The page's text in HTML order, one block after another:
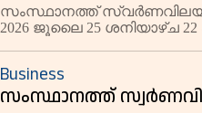
സംസ്ഥാനത്ത്
2026 ജൂലൈ 25 ശനിയാഴ്ച
Business
സംസ്ഥാനത്ത്